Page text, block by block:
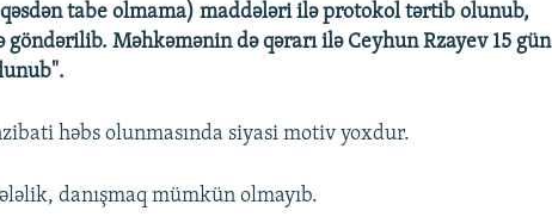
tabe olmama) maddələri ilə protokol tərtib olunub,
göndərilib. Məhkəmənin də qərarı ilə Ceyhun Rzayev 15 gün
həbs olunmasında siyasi motiv yoxdur.
danışmaq mümkün olmayıb.